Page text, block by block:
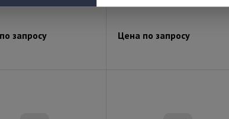
запросу Цена по запросу